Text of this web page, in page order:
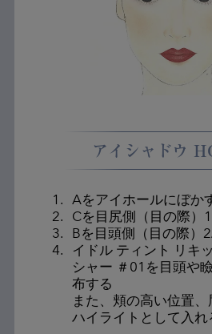
アイシャドウ
1.
Aをアイホールにぼか
2.
Cを目尻側（目の際）
3.
Bを目頭側（目の際）
4.
イドル ティント リキ
シャー ＃01を目頭や
布する
また、頬の高い位置
ハイライトとして入れ